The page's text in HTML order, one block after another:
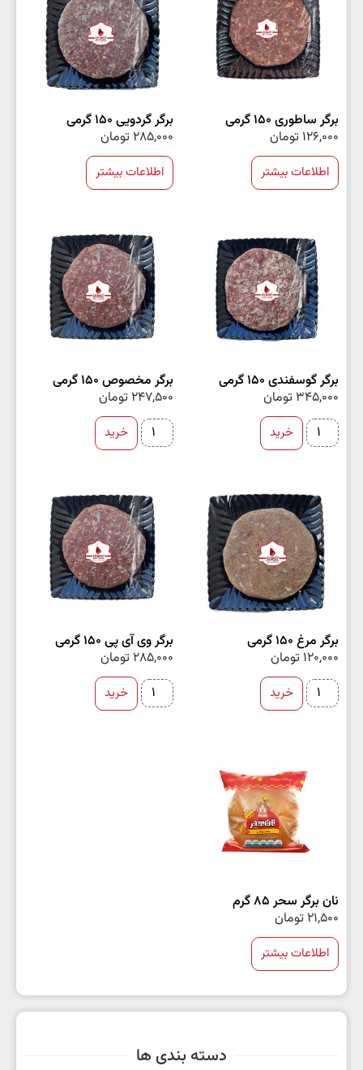
دسته بندی ها
برگر ساطوری 150 گرمی
126,000 تومان
اطلاعات بیشتر
برگر گردویی 150 گرمی
285,000 تومان
اطلاعات بیشتر
برگر گوسفندی 150 گرمی
345,000 تومان
خرید
برگر مخصوص 150 گرمی
247,500 تومان
خرید
برگر مرغ 150 گرمی
120,000 تومان
خرید
برگر وی آی پی 150 گرمی
285,000 تومان
خرید
نان برگر سحر 85 گرم
21,500 تومان
اطلاعات بیشتر